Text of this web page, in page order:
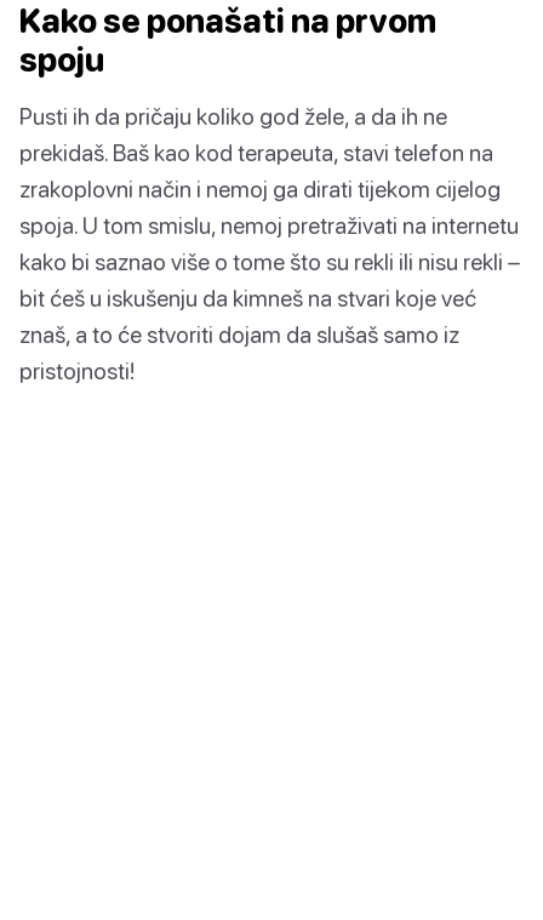
Kako se ponašati na prvom
spoju
Pusti ih da pričaju koliko god žele, a da ih ne
prekidaš. Baš kao kod terapeuta, stavi telefon na
zrakoplovni način i nemoj ga dirati tijekom cijelog
spoja. U tom smislu, nemoj pretraživati na internetu
kako bi saznao više o tome što su rekli ili nisu rekli –
bit ćeš u iskušenju da kimneš na stvari koje već
znaš, a to će stvoriti dojam da slušaš samo iz
pristojnosti!